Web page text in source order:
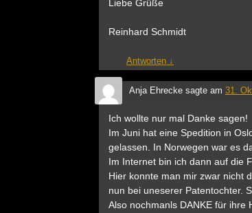
Liebe Grüße
Reinhard Schmidt
Antworten ↓
Anja Ehrecke sagte am 31.
Ich wollte nur mal Danke sagen!
Im Juni hat eine Spedition in
gelassen. In Norwegen war es
Im Internet bin ich dann auf die
Hier konnte man mir zwar nicht
nun bei uneserer Patentochter.
Also nochmanls DANKE für ihre